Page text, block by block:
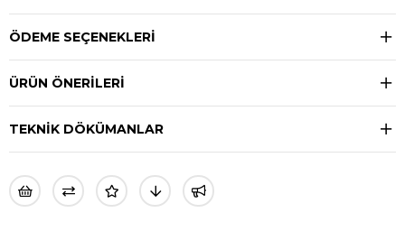
ÖDEME SEÇENEKLERI
ÜRÜN ÖNERILERI
TEKNİK DÖKÜMANLAR